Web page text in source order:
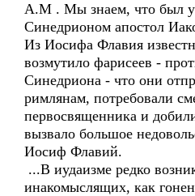
А.М . Мы знаем, что был
Синедрионом апостол
Из Иосифа Флавия
возмутило фарисеев -
Синедриона - что они
римлянам, потребовали
первосвященника и
вызвало большое
Иосиф Флавий.
...В иудаизме редко
инакомыслящих, как